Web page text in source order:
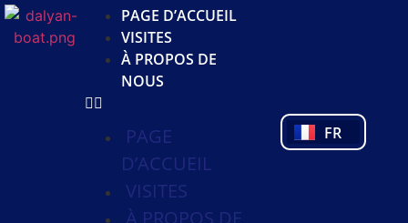
PAGE D’ACCUEIL
VISITES
À PROPOS DE
NOUS
PAGE
D’ACCUEIL
VISITES
À PROPOS DE
FR
PT
TR